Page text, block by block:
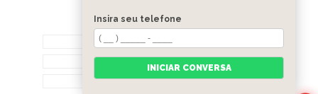
MENU
HOME
CONTATO
Insira seu telefone
INICIAR CONVERSA